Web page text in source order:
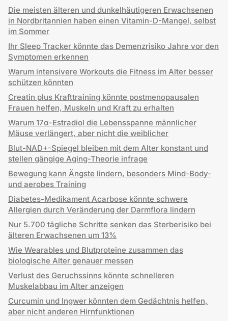
Die meisten älteren und dunkelhäutigeren Erwachsenen
in Nordbritannien haben einen Vitamin-D-Mangel, selbst
im Sommer
Ihr Sleep Tracker könnte das Demenzrisiko Jahre vor den
Symptomen erkennen
Warum intensivere Workouts die Fitness im Alter besser
schützen könnten
Creatin plus Krafttraining könnte postmenopausalen
Frauen helfen, Muskeln und Kraft zu erhalten
Warum 17α-Estradiol die Lebensspanne männlicher
Mäuse verlängert, aber nicht die weiblicher
Blut-NAD+-Spiegel bleiben mit dem Alter konstant und
stellen gängige Aging-Theorie infrage
Bewegung kann Ängste lindern, besonders Mind-Body-
und aerobes Training
Diabetes-Medikament Acarbose könnte schwere
Allergien durch Veränderung der Darmflora lindern
Nur 5.700 tägliche Schritte senken das Sterberisiko bei
älteren Erwachsenen um 13%
Wie Wearables und Blutproteine zusammen das
biologische Alter genauer messen
Verlust des Geruchssinns könnte schnelleren
Muskelabbau im Alter anzeigen
Curcumin und Ingwer könnten dem Gedächtnis helfen,
aber nicht anderen Hirnfunktionen